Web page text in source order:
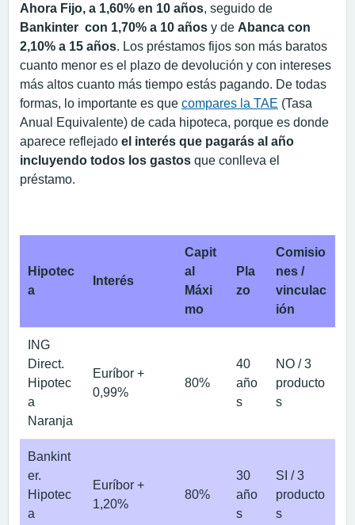
Ahora Fijo, a 1,60% en 10 años, seguido de
Bankinter con 1,70% a 10 años y de Abanca con
2,10% a 15 años. Los préstamos fijos son más baratos
cuanto menor es el plazo de devolución y con intereses
más altos cuanto más tiempo estás pagando. De todas
formas, lo importante es que compares la TAE (Tasa
Anual Equivalente) de cada hipoteca, porque es donde
aparece reflejado el interés que pagarás al año
incluyendo todos los gastos que conlleva el
préstamo.
Hipotec
a
Interés
Capit
al
Máxi
mo
Pla
zo
Comisio
nes /
vinculac
ión
ING
Direct.
Hipotec
a
Naranja
Euríbor +
0,99%
80%
40
año
s
NO / 3
producto
s
Bankint
er.
Hipotec
a
Euríbor +
1,20%
80%
30
año
s
SI / 3
producto
s